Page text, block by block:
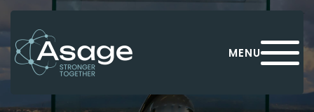
MENU
Panneau de gestion des cookies